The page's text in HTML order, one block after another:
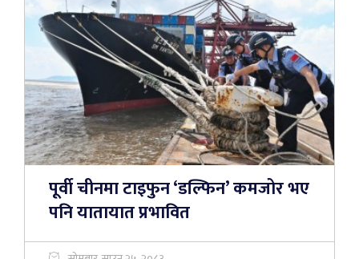
पूर्वी चीनमा टाइफुन ‘डल्फिन’ कमजोर भए
पनि यातायात प्रभावित